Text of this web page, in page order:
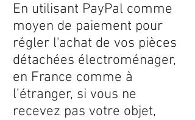
En utilisant PayPal comme
moyen de paiement pour
régler l'achat de vos pièces
détachées électroménager,
en France comme à
l’étranger, si vous ne
recevez pas votre objet,